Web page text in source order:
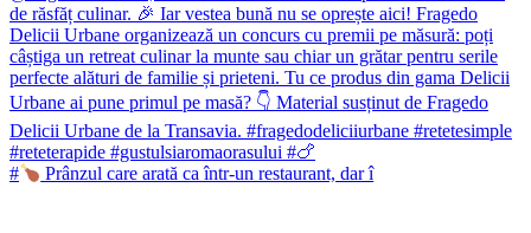
# Prânzul care arată ca într-un restaurant, dar î